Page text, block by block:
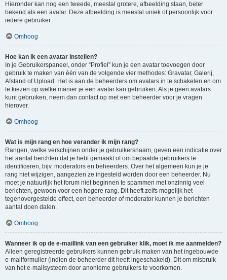
Hieronder kan nog een tweede, meestal grotere, afbeelding staan, beter
bekend als een avatar. Deze afbeelding is meestal uniek of persoonlijk voor
iedere gebruiker.
Omhoog
Hoe kan ik een avatar instellen?
In je Gebruikerspaneel, onder “Profiel” kun je een avatar toevoegen door
gebruik te maken van één van de volgende vier methodes: Gravatar, Galerij,
Afstand of Upload. Het is aan de beheerders om avatars in te schakelen en om
te kiezen op welke manier je een avatar kan gebruiken. Als je geen avatars
kunt gebruiken, neem dan contact op met een beheerder voor je vragen
hierover.
Omhoog
Wat is mijn rang en hoe verander ik mijn rang?
Rangen, welke verschijnen onder je gebruikersnaam, geven een indicatie over
het aantal berchten dat je hebt gemaakt of om bepaalde gebruikers te
identificeren, bijv. moderators en beheerders. Over het algemeen kun je je
rang niet wijzigen, aangezien ze ingesteld worden door een beheerder. Nu
moet je natuurlijk het forum niet beginnen te spammen met onzinnig veel
berichten, gewoon voor een hogere rang. Dit heeft zelfs mogelijk het
tegenovergestelde effect, een beheerder of moderator kunnen je berichten
aantal doen dalen.
Omhoog
Wanneer ik op de e-maillink van een gebruiker klik, moet ik me aanmelden?
Alleen geregistreerde gebruikers kunnen gebruik maken van het ingebouwde
e-mailformulier (indien de beheerder dit heeft ingeschakeld). Dit om misbruik
van het e-mailsysteem door anonieme gebruikers te voorkomen.